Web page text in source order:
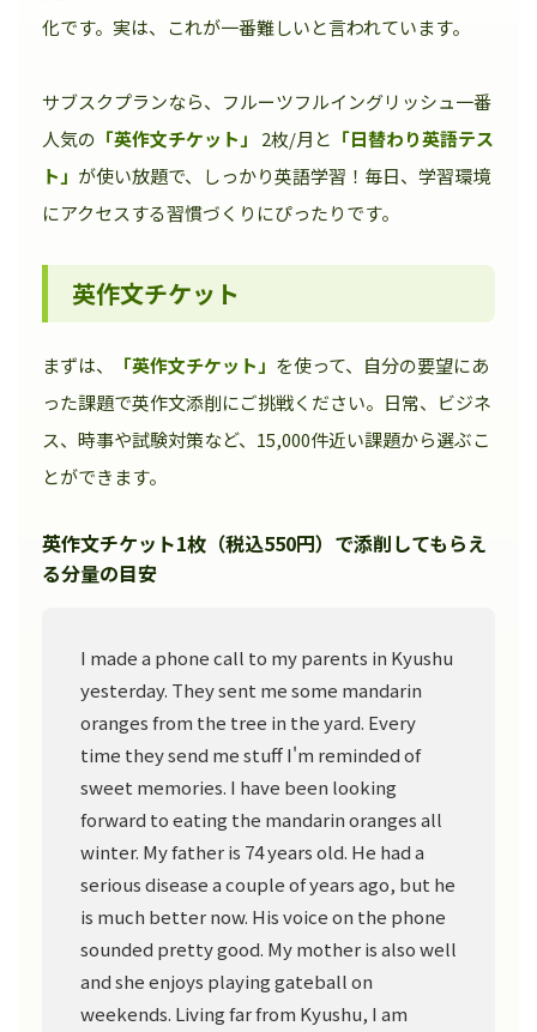
化です。実は、これが一番難しいと言われています。
サブスクプランなら、フルーツフルイングリッシュ一番
人気の 「英作文チケット」 2枚/月と 「日替わり英語テス
ト」 が使い放題で、しっかり英語学習！毎日、学習環境
にアクセスする習慣づくりにぴったりです。
英作文チケット
まずは、 「英作文チケット」 を使って、自分の要望にあ
った課題で英作文添削にご挑戦ください。日常、ビジネ
ス、時事や試験対策など、15,000件近い課題から選ぶこ
とができます。
英作文チケット1枚（税込550円）で添削してもらえ
る分量の目安
I made a phone call to my parents in Kyushu
yesterday. They sent me some mandarin
oranges from the tree in the yard. Every
time they send me stuff I'm reminded of
sweet memories. I have been looking
forward to eating the mandarin oranges all
winter. My father is 74 years old. He had a
serious disease a couple of years ago, but he
is much better now. His voice on the phone
sounded pretty good. My mother is also well
and she enjoys playing gateball on
weekends. Living far from Kyushu, I am